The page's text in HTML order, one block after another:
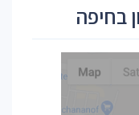
בחיפה